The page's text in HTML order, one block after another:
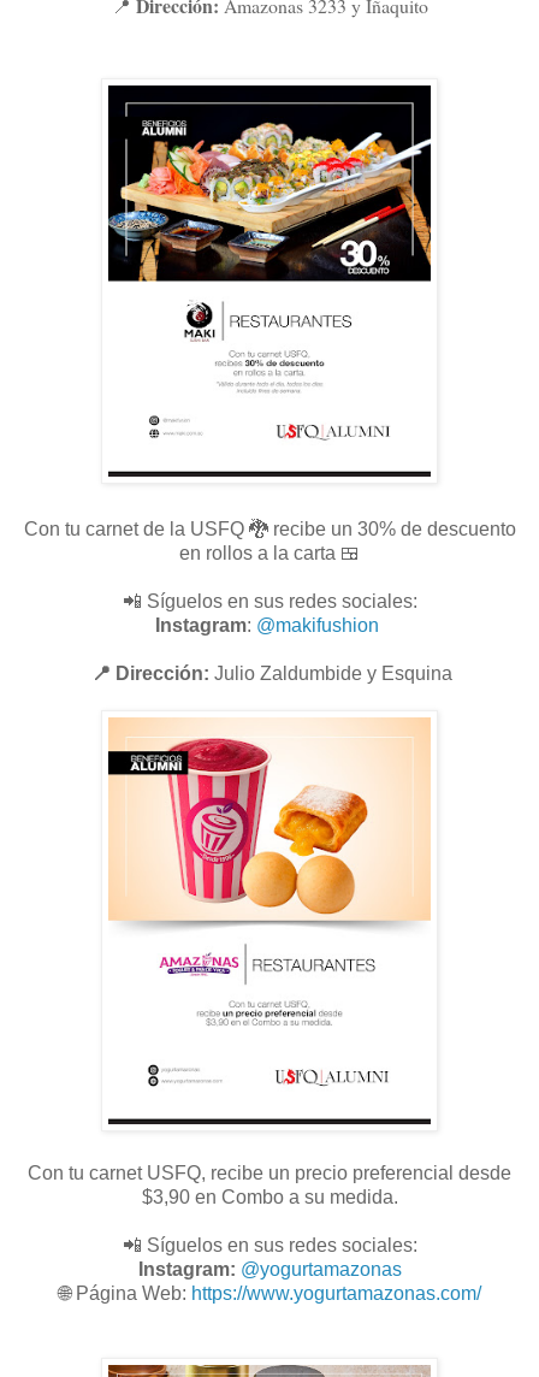
📍 Dirección: Amazonas 3233 y Iñaquito
Con tu carnet de la USFQ 🐉 recibe un 30% de descuento
en rollos a la carta 🍱
📲 Síguelos en sus redes sociales:
Instagram: @makifushion
📍 Dirección: Julio Zaldumbide y Esquina
Con tu carnet USFQ, recibe un precio preferencial desde
$3,90 en Combo a su medida.
📲 Síguelos en sus redes sociales:
Instagram: @yogurtamazonas
🌐 Página Web: https://www.yogurtamazonas.com/